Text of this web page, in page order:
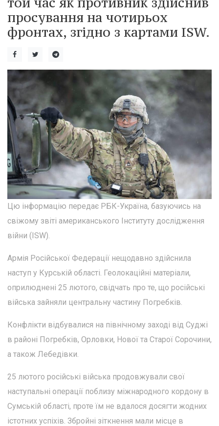
просування на чотирьох
фронтах, згідно з картами ISW.
Цю інформацію передає РБК-Україна, базуючись на
свіжому звіті американського Інституту дослідження
війни (ISW).
Армія Російської Федерації нещодавно здійснила
наступ у Курській області. Геолокаційні матеріали,
оприлюднені 25 лютого, свідчать про те, що російські
війська зайняли центральну частину Погребків.
Конфлікти відбувалися на північному заході від Суджі
в районі Погребків, Орловки, Нової та Старої Сорочини,
а також Лебедівки.
25 лютого російські війська продовжували свої
наступальні операції поблизу міжнародного кордону в
Сумській області, проте їм не вдалося досягти жодних
істотних успіхів. Збройні зіткнення мали місце в